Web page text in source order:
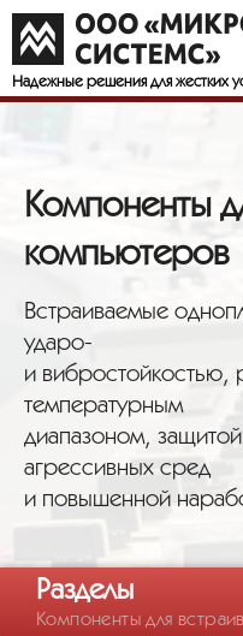
Надежные решения для жестких
Компоненты
компьютеров
Встраиваемые
ударо-
и
температурным
диапазоном,
агрессивных сред
и повышенной
Разделы
Компоненты для